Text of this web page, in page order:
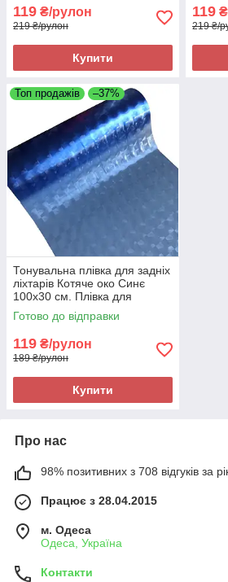
119 ₴/рулон
219 ₴/рулон
Купити
119
219 ₴/
Топ продажів –37%
Тонувальна плівка для задніх
ліхтарів Котяче око Синє
100x30 см. Плівка для
тонування фар Синя
Готово до відправки
119 ₴/рулон
189 ₴/рулон
Купити
Про нас
98% позитивних з 708 відгуків за
Працює з 28.04.2015
м. Одеса
Одеса, Україна
Контакти